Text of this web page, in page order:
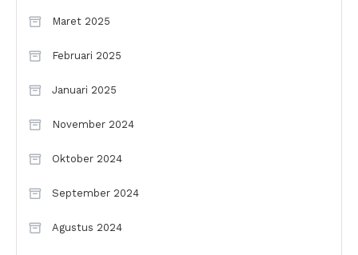
Maret 2025
Februari 2025
Januari 2025
November 2024
Oktober 2024
September 2024
Agustus 2024